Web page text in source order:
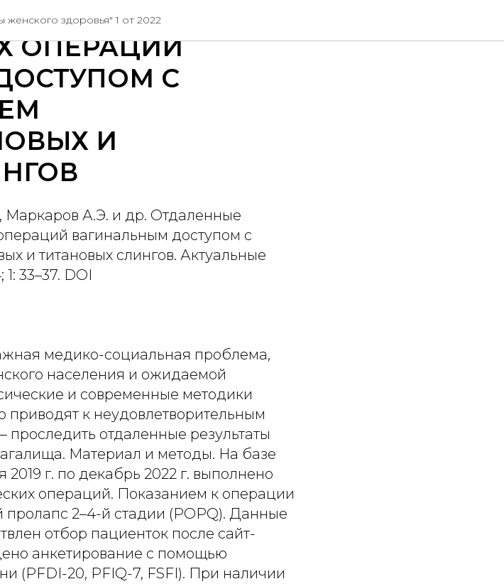
женского здоровья" 1 от 2022САЙТ-
ОПЕРАЦИЙ
С
И
А.Э. и др. Отдаленные
вагинальным доступом с
и титановых слингов. Актуальные
33–37. DOI
медико-социальная проблема,
населения и ожидаемой
и современные методики
приводят к неудовлетворительным
проследить отдаленные результаты
Материал и методы. На базе
г. по декабрь 2022 г. выполнено
операций. Показанием к операции
2–4-й стадии (POPQ). Данные
отбор пациенток после сайт-
анкетирование с помощью
(PFDI-20, PFIQ-7, FSFI). При наличии